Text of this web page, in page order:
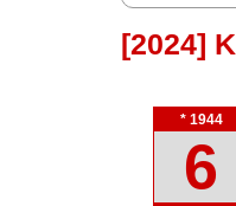
[2024]
* 1944
6